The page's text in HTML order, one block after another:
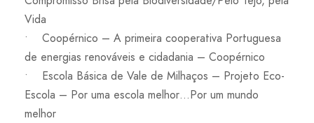
Vida
• Coopérnico – A primeira cooperativa Portuguesa
de energias renováveis e cidadania – Coopérnico
• Escola Básica de Vale de Milhaços – Projeto Eco-
Escola – Por uma escola melhor…Por um mundo
melhor